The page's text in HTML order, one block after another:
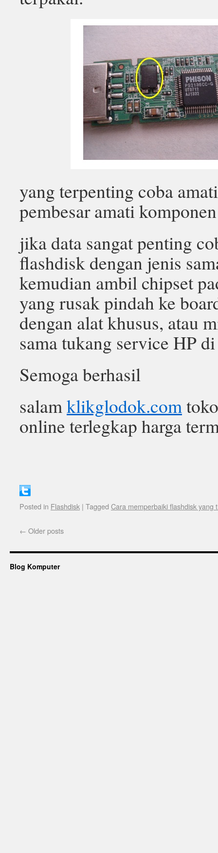
yang terpenting coba
pembesar amati
jika data sangat penting
flashdisk dengan jenis
kemudian ambil chipset
yang rusak pindah ke
dengan alat khusus, atau
sama tukang service HP
Semoga berhasil
salamklikglodok.com
online terlegkap harga
Posted in Flashdisk | Tagged Cara memperbaiki flashdisk yang
← Older posts
Blog Komputer